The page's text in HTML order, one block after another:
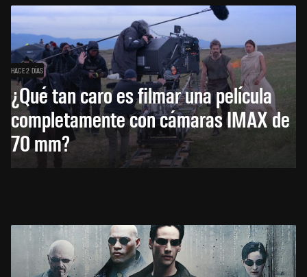
HACE 2 DÍAS
¿Qué tan caro es filmar una película
completamente con cámaras IMAX de
70 mm?